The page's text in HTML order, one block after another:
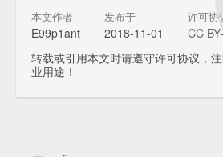
本文作者
E99p1ant
发布于
2018-11-01
许可协
CC
转载或引用本文时请遵守许可协议，
业用途！